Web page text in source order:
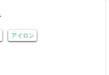
アイロン